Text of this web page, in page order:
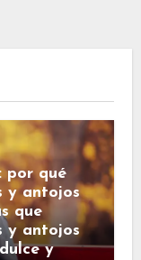
por qué
y antojos
que
y antojos
y